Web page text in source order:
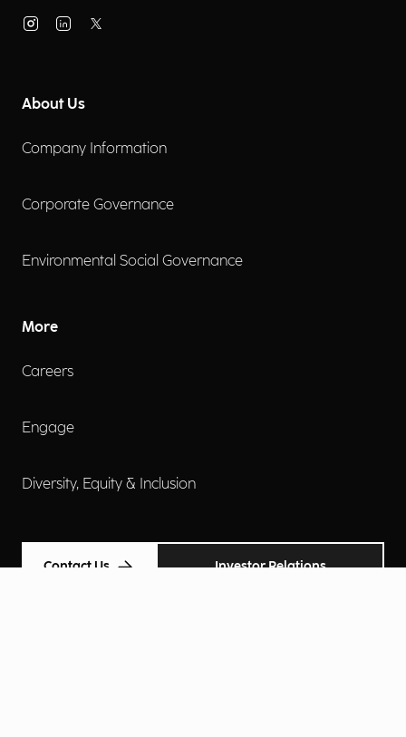
About Us
Company Information
Corporate Governance
Environmental Social Governance
More
Careers
Engage
Diversity, Equity & Inclusion
Contact Us Investor Relations